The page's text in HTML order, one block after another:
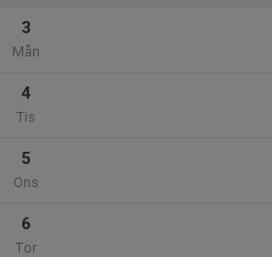
3
Mån
4
Tis
5
Ons
6
Tor